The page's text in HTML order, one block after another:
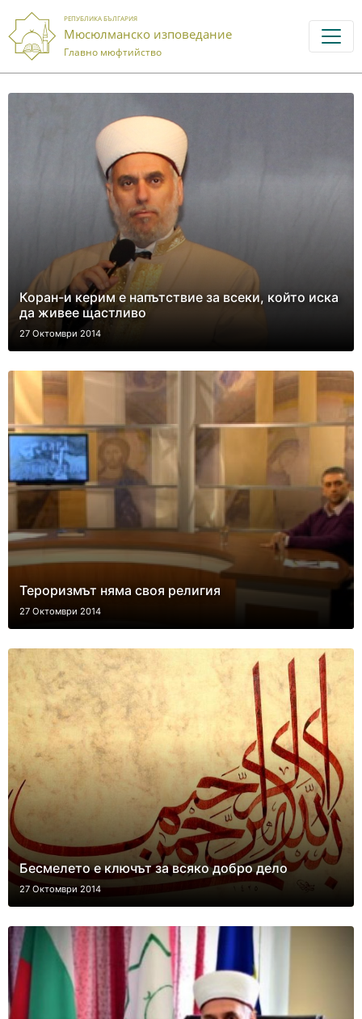
РЕПУБЛИКА БЪЛГАРИЯ
Мюсюлманско изповедание
Главно мюфтийство
Коран-и керим е напътствие за всеки, който иска
да живее щастливо
27 Октомври 2014
Тероризмът няма своя религия
27 Октомври 2014
Бесмелето е ключът за всяко добро дело
27 Октомври 2014